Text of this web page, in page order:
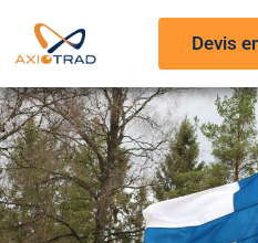
Devis